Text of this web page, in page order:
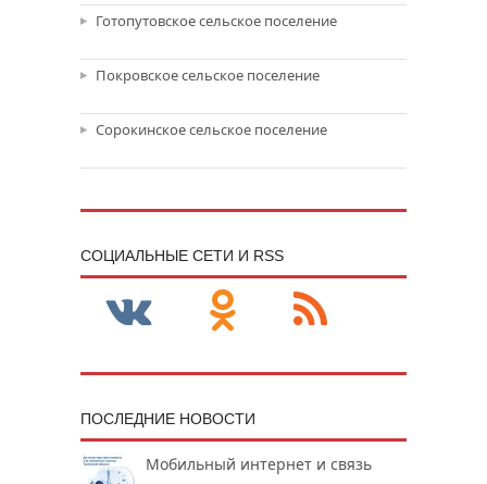
Готопутовское сельское поселение
Покровское сельское поселение
Сорокинское сельское поселение
CОЦИАЛЬНЫЕ СЕТИ И RSS
ПОСЛЕДНИЕ НОВОСТИ
Мобильный интернет и связь